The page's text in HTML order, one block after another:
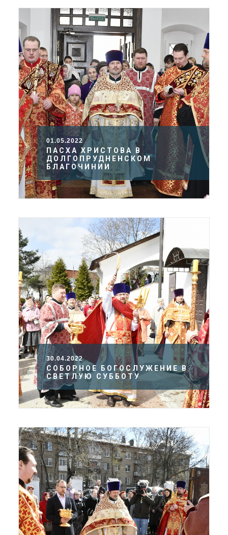
01.05.2022
ПАСХА ХРИСТОВА В
ДОЛГОПРУДНЕНСКОМ
БЛАГОЧИНИИ
30.04.2022
СОБОРНОЕ БОГОСЛУЖЕНИЕ В
СВЕТЛУЮ СУББОТУ